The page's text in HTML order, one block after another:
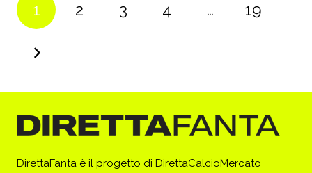
1 2 3 4 … 19
DirettaFanta è il progetto di DirettaCalcioMercato